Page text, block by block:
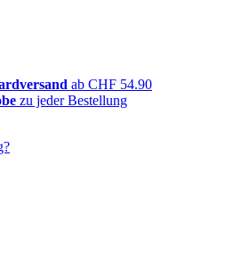
ab CHF 54.90
zu jeder Bestellung